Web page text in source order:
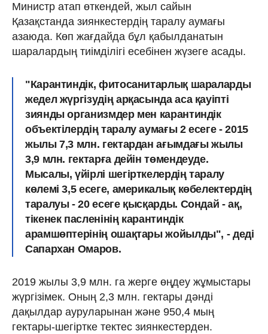
Министр атап өткендей, жыл сайын
Қазақстанда зиянкестердің таралу аумағы
азаюда. Көп жағдайда бұл қабылданатын
шаралардың тиімділігі есебінен жүзеге асады.
"Карантиндік, фитосанитарлық шараларды
жедел жүргізудің арқасында аса қауіпті
зиянды организмдер мен карантиндік
объектілердің таралу аумағы 2 есеге - 2015
жылы 7,3 млн. гектардан ағымдағы жылы
3,9 млн. гектарға дейін төмендеуде.
Мысалы, үйірлі шегірткелердің таралу
көлемі 3,5 есеге, америкалық көбелектердің
таралуы - 20 есеге қысқарды. Сондай - ақ,
тікенек пасленінің карантиндік
арамшөптерінің ошақтары жойылды", - деді
Сапархан Омаров.
2019 жылы 3,9 млн. га жерге өңдеу жұмыстары
жүргізімек. Оның 2,3 млн. гектары дәнді
дақылдар ауруларынан және 950,4 мың
гектары-шегіртке тектес зиянкестерден.